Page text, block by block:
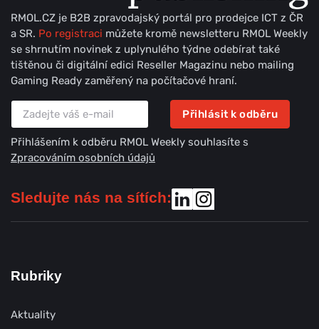
RMOL.CZ je B2B zpravodajský portál pro prodejce ICT z ČR
a SR. Po registraci můžete kromě newsletteru RMOL Weekly
se shrnutím novinek z uplynulého týdne odebírat také
tištěnou či digitální edici Reseller Magazinu nebo mailing
Gaming Ready zaměřený na počítačové hraní.
Přihlásit k odběru
Přihlášením k odběru RMOL Weekly souhlasíte s
Zpracováním osobních údajů
Sledujte nás na sítích:
Rubriky
Aktuality